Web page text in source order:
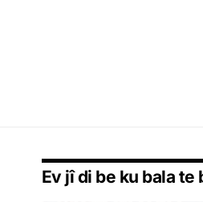
Ev jî di be ku bala te